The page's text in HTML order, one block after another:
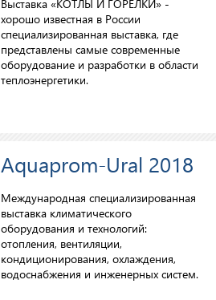
Выставка «КОТЛЫ И ГОРЕЛКИ» -
хорошо известная в России
специализированная выставка, где
представлены самые современные
оборудование и разработки в области
теплоэнергетики.
Aquaprom-Ural 2018
Международная специализированная
выставка климатического
оборудования и технологий:
отопления, вентиляции,
кондиционирования, охлаждения,
водоснабжения и инженерных систем.